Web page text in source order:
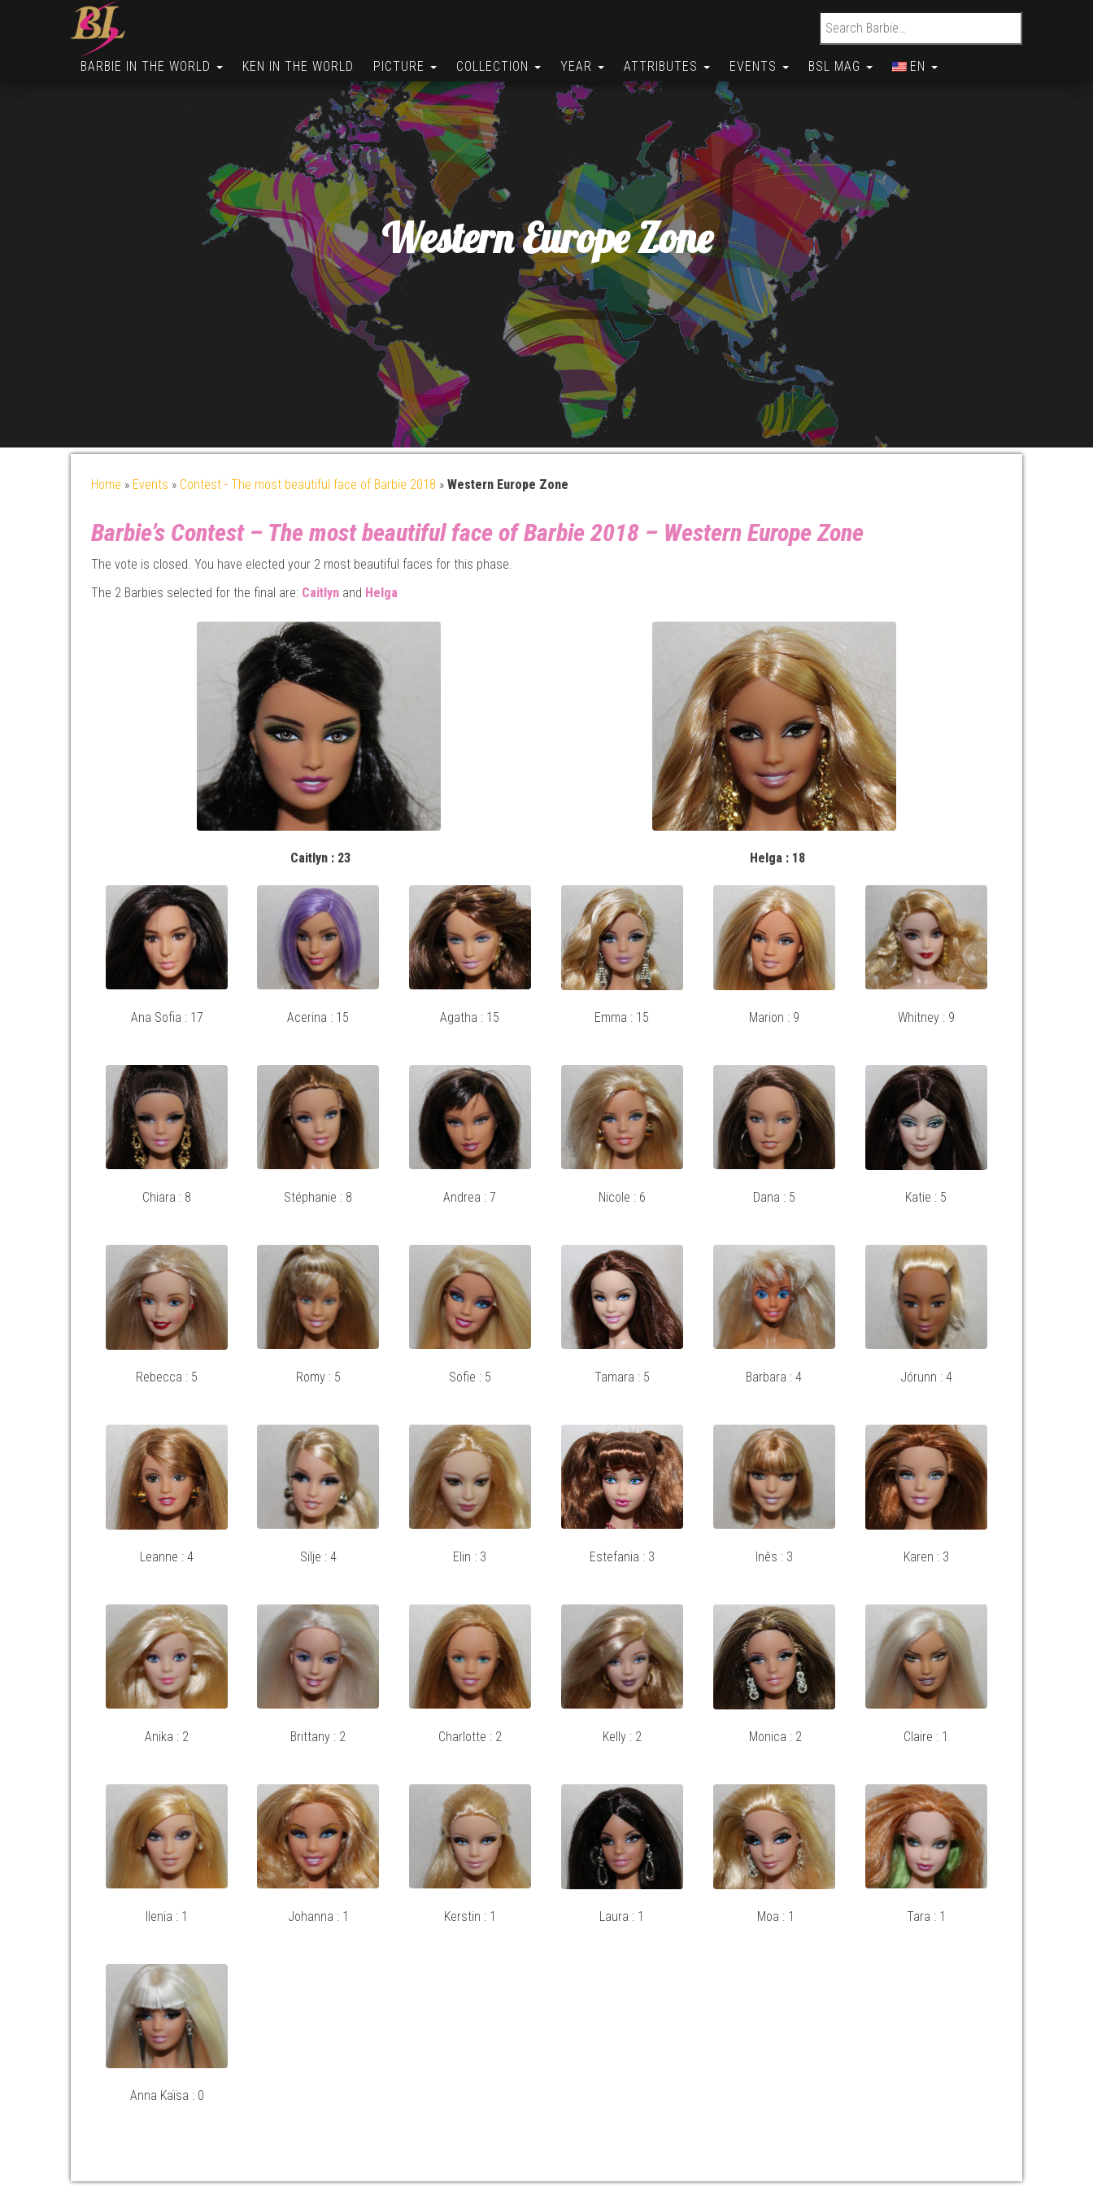
Search for:
BARBIE IN THE WORLD KEN IN THE WORLD PICTURE COLLECTION YEAR ATTRIBUTES EVENTS BSL MAG EN
Western Europe Zone
Home » Events » Contest - The most beautiful face of Barbie 2018 » Western Europe Zone
Barbie’s Contest – The most beautiful face of Barbie 2018 – Western Europe Zone
The vote is closed. You have elected your 2 most beautiful faces for this phase.
The 2 Barbies selected for the final are: Caitlyn and Helga
Caitlyn : 23 Helga : 18
Ana Sofia : 17 Acerina : 15 Agatha : 15 Emma : 15 Marion : 9 Whitney : 9
Chiara : 8 Stéphanie : 8 Andrea : 7 Nicole : 6 Dana : 5 Katie : 5
Rebecca : 5 Romy : 5 Sofie : 5 Tamara : 5 Barbara : 4 Jórunn : 4
Leanne : 4 Silje : 4 Elin : 3 Estefania : 3 Inês : 3 Karen : 3
Anika : 2 Brittany : 2 Charlotte : 2 Kelly : 2 Monica : 2 Claire : 1
Ilenia : 1 Johanna : 1 Kerstin : 1 Laura : 1 Moa : 1 Tara : 1
Anna Kaïsa : 0